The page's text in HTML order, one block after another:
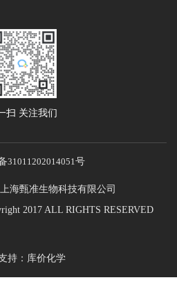
扫 关注我们
31011202014051号
海甄准生物科技有限公司
2017 ALL RIGHTS RESERVED
持：库价化学